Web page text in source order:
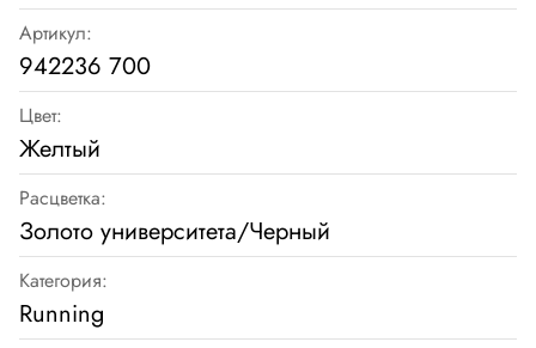
Артикул:
942236 700
Цвет:
Желтый
Расцветка:
Золото университета/Черный
Категория:
Running